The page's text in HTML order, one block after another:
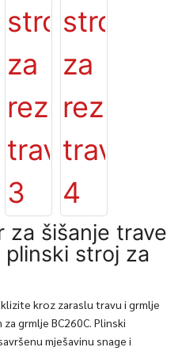
za šišanje trave
stroj za
kroz zaraslu travu i grmlje
grmlje BC260C. Plinski
mješavinu snage i